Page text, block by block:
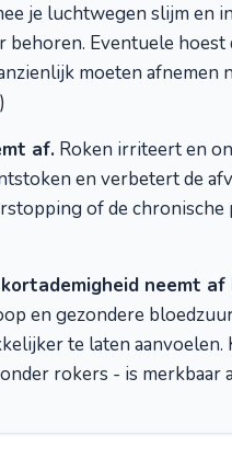
je luchtwegen slijm en
behoren. Eventuele
moeten afnemen
af. Roken irriteert en
en verbetert de
of de
neemt af
en gezondere
te laten
rokers - is merkbaar